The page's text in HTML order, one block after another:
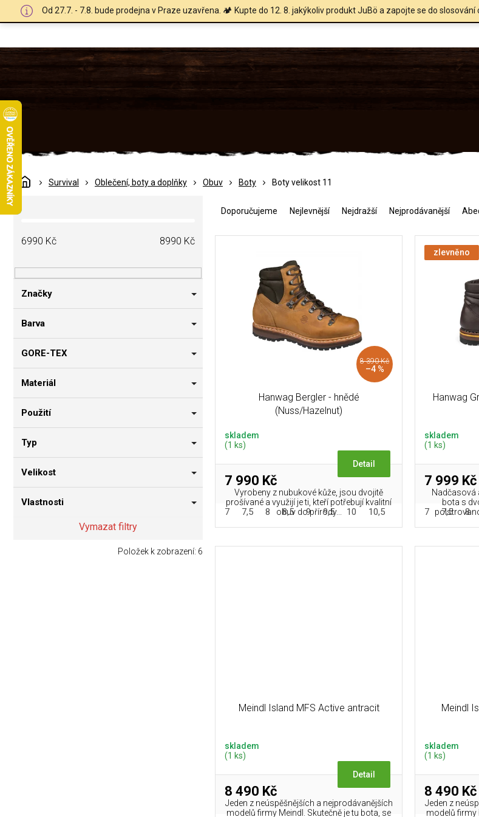
Od 27.7. - 7.8. bude prodejna v Praze uzavřena. 🏕️ Kupte do 12. 8. jakýkoliv produkt JuBö a zapojte se do slosování
DomůSurvival Oblečení, boty a doplňky Obuv Boty Boty velikost 11
P
o
a
n
í
a
6990 Kč 8990 Kč
Značky
Barva
GORE-TEX
Materiál
Použití
Typ
Velikost
Vlastnosti
Vymazat filtry
Položek k zobrazení: 6
e
Doporučujeme Nejlevnější Nejdražší Nejprodávanější
8 390 Kč
–4 %
Hanwag Bergler - hnědé
(Nuss/Hazelnut)
skladem
(1 ks)
7 990 Kč
Detail
Vyrobeny z nubukové kůže, jsou dvojitě
prošívané a využijí je ti, kteří potřebují kvalitní
obuv do přírody...
7 7,5 8 8,5 9 9,5 10 10,5 11,5 12
zlevněno
Hanwag
skladem
(1 ks)
7 999 Kč
Nadčasová
bota s
7 7,5 8
Meindl Island MFS Active antracit
skladem
(1 ks)
8 490 Kč
Detail
Jeden z neúspěšnějších a nejprodávanějších
modelů firmy Meindl. Skutečně je tu bota, se
Meindl
skladem
(1 ks)
8 490 Kč
Jeden z
modelů firmy